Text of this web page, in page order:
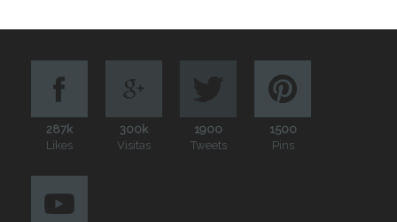
287k
Likes
300k
Visitas
1900
Tweets
1500
Pins